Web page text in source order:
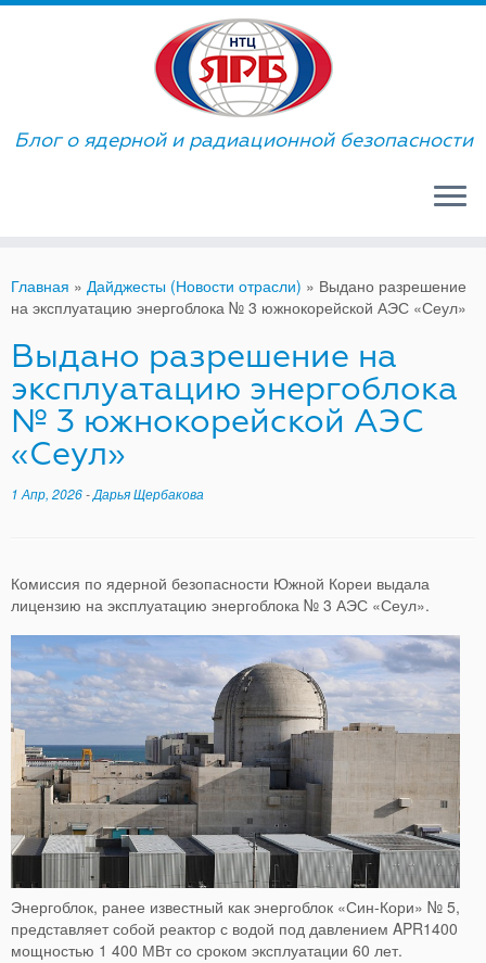
Skip
Блог о ядерной и радиационной безопасности
Главная » Дайджесты (Новости отрасли) » Выдано разрешение
на эксплуатацию энергоблока № 3 южнокорейской АЭС «Сеул»
Выдано разрешение на
эксплуатацию энергоблока
№ 3 южнокорейской АЭС
«Сеул»
1 Апр, 2026-Дарья Щербакова
Комиссия по ядерной безопасности Южной Кореи выдала
лицензию на эксплуатацию энергоблока № 3 АЭС «Сеул».
Энергоблок, ранее известный как энергоблок «Син-Кори» № 5,
представляет собой реактор с водой под давлением APR1400
мощностью 1 400 МВт со сроком эксплуатации 60 лет.